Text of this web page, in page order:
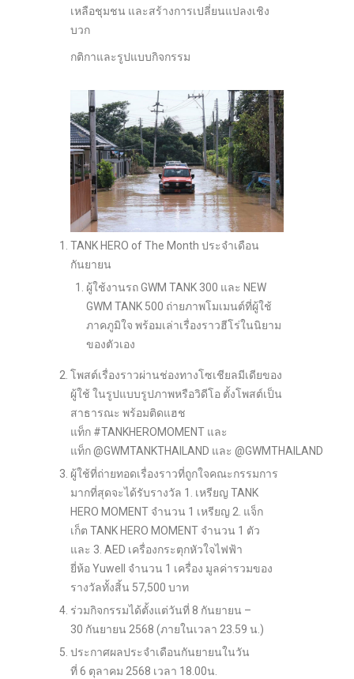
เหลือชุมชน และสร้างการเปลี่ยนแปลงเชิง
บวก
กติกาและรูปแบบกิจกรรม
TANK HERO of The Month ประจำเดือน
กันยายน
ผู้ใช้งานรถ GWM TANK 300 และ NEW
GWM TANK 500 ถ่ายภาพโมเมนต์ที่ผู้ใช้
ภาคภูมิใจ พร้อมเล่าเรื่องราวฮีโร่ในนิยาม
ของตัวเอง
โพสต์เรื่องราวผ่านช่องทางโซเชียลมีเดียของ
ผู้ใช้ ในรูปแบบรูปภาพหรือวิดีโอ ตั้งโพสต์เป็น
สาธารณะ พร้อมติดแฮช
แท็ก #TANKHEROMOMENT และ
แท็ก @GWMTANKTHAILAND และ @GWMTHAILAND
ผู้ใช้ที่ถ่ายทอดเรื่องราวที่ถูกใจคณะกรรมการ
มากที่สุดจะได้รับรางวัล 1. เหรียญ TANK
HERO MOMENT จำนวน 1 เหรียญ 2. แจ็ก
เก็ต TANK HERO MOMENT จำนวน 1 ตัว
และ 3. AED เครื่องกระตุกหัวใจไฟฟ้า
ยี่ห้อ Yuwell จำนวน 1 เครื่อง มูลค่ารวมของ
รางวัลทั้งสิ้น 57,500 บาท
ร่วมกิจกรรมได้ตั้งแต่วันที่ 8 กันยายน –
30 กันยายน 2568 (ภายในเวลา 23.59 น.)
ประกาศผลประจำเดือนกันยายนในวัน
ที่ 6 ตุลาคม 2568 เวลา 18.00น.